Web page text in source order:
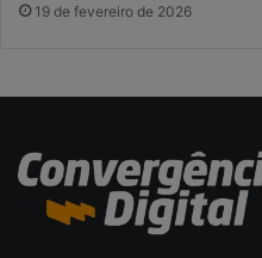
19 de fevereiro de 2026